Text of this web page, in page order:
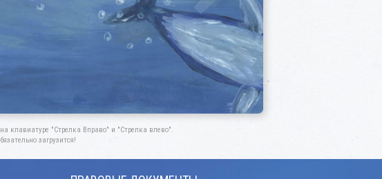
клавиатуре "Стрелка Вправо" и "Стрелка влево".
загрузится!